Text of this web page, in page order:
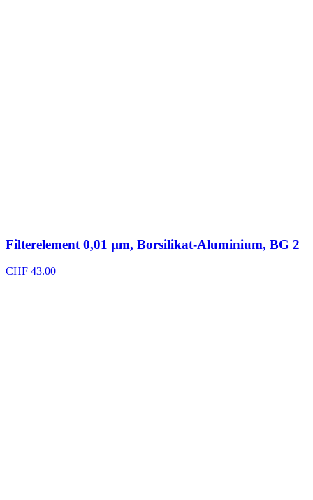
Filterelement 0,01 µm, Borsilikat-Aluminium, BG 2
CHF 43.00